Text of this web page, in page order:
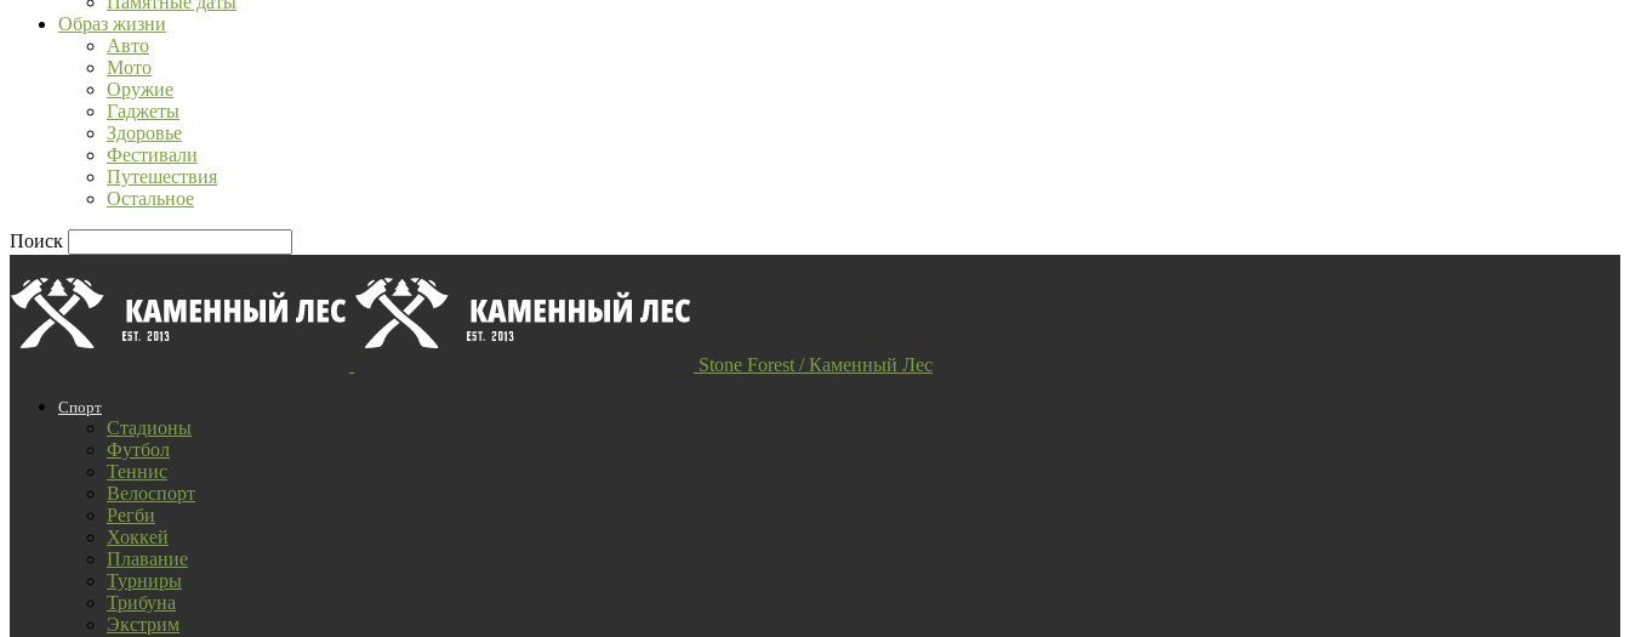
Образ жизни
Авто
Мото
Оружие
Гаджеты
Здоровье
Фестивали
Путешествия
Остальное
Поиск
Stone Forest / Каменный Лес
Спорт
Стадионы
Футбол
Теннис
Велоспорт
Регби
Хоккей
Плавание
Турниры
Трибуна
Экстрим